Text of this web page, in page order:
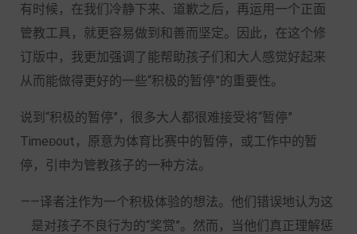
有时候，在我们冷静下来、道歉之后，再运用一个正面
管教工具，就更容易做到和善而坚定。因此，在这个修
订版中，我更加强调了能帮助孩子们和大人感觉好起来
从而能做得更好的一些“积极的暂停”的重要性。
说到“积极的暂停”，很多大人都很难接受将“暂停”
Timeout，原意为体育比赛中的暂停，或工作中的暂
停，引申为管教孩子的一种方法。
——译者注作为一个积极体验的想法。他们错误地认为这
是对孩子不良行为的“奖赏”。然而，当他们真正理解惩